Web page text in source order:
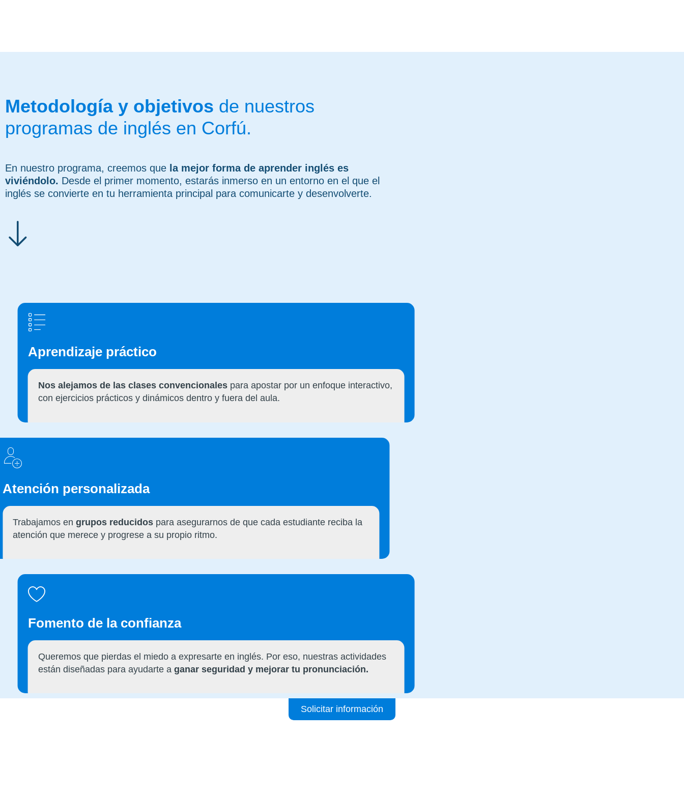
Metodología y objetivos de nuestros
programas de inglés en Corfú.
En nuestro programa, creemos que la mejor forma de aprender inglés es
viviéndolo. Desde el primer momento, estarás inmerso en un entorno en el que el
inglés se convierte en tu herramienta principal para comunicarte y desenvolverte.
Aprendizaje práctico
Nos alejamos de las clases convencionalespara apostar por un enfoque interactivo,
con ejercicios prácticos y dinámicos dentro y fuera del aula.
Atención personalizada
Trabajamos en grupos reducidos para asegurarnos de que cada estudiante reciba la
atención que merece y progrese a su propio ritmo.
Fomento de la confianza
Queremos que pierdas el miedo a expresarte en inglés. Por eso, nuestras actividades
están diseñadas para ayudarte a ganar seguridad y mejorar tu pronunciación.
Solicitar información